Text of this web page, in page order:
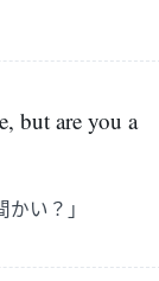
but are you a
い？」